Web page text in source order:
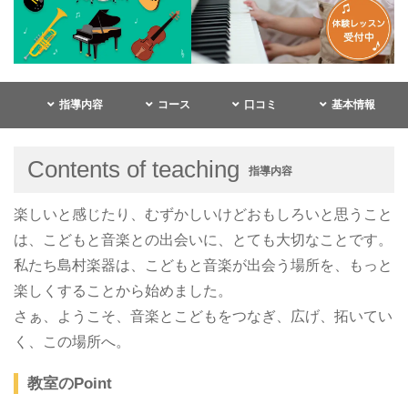
指導内容 コース 口コミ 基本情報
Contents of teaching 指導内容
楽しいと感じたり、むずかしいけどおもしろいと思うこと
は、こどもと音楽との出会いに、とても大切なことです。
私たち島村楽器は、こどもと音楽が出会う場所を、もっと
楽しくすることから始めました。
さぁ、ようこそ、音楽とこどもをつなぎ、広げ、拓いてい
く、この場所へ。
教室のPoint